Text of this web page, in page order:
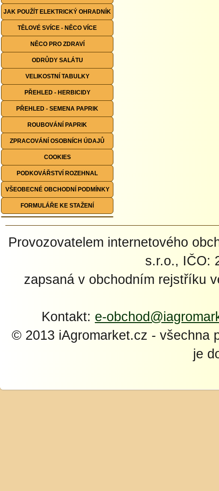
JAK POUŽÍT ELEKTRICKÝ OHRADNÍK
TĚLOVÉ SVÍCE - NĚCO VÍCE
NĚCO PRO ZDRAVÍ
ODRŮDY SALÁTU
VELIKOSTNÍ TABULKY
PŘEHLED - HERBICIDY
PŘEHLED - SEMENA PAPRIK
ROUBOVÁNÍ PAPRIK
ZPRACOVÁNÍ OSOBNÍCH ÚDAJŮ
COOKIES
PODKOVÁŘSTVÍ ROZEHNAL
VŠEOBECNÉ OBCHODNÍ PODMÍNKY
FORMULÁŘE KE STAŽENÍ
Provozovatelem internetového
s.r.o., IČO:
zapsaná v obchodním rejstříku
Kontakt: e-
© 2013 iAgromarket.cz - všechna
je